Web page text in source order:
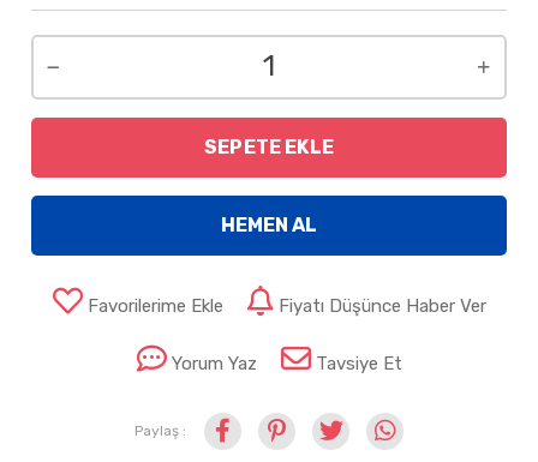
SEPETE EKLE
HEMEN AL
Favorilerime Ekle Fiyatı Düşünce Haber Ver
Yorum Yaz Tavsiye Et
Paylaş :